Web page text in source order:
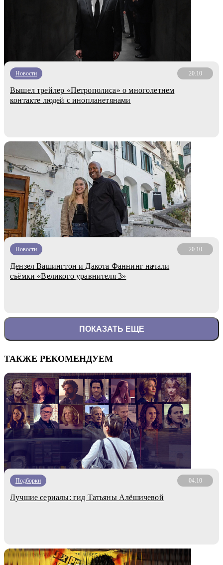
Новости 20.10
Вышел трейлер «Петрополиса» о многолетнем
контакте людей с инопланетянами
Новости 20.10
Дензел Вашингтон и Дакота Фаннинг начали
съёмки «Великого уравнителя 3»
ПОКАЗАТЬ ЕЩЕ
ТАКЖЕ РЕКОМЕНДУЕМ
Подборки 04.10
Лучшие сериалы: гид Татьяны Алёшичевой